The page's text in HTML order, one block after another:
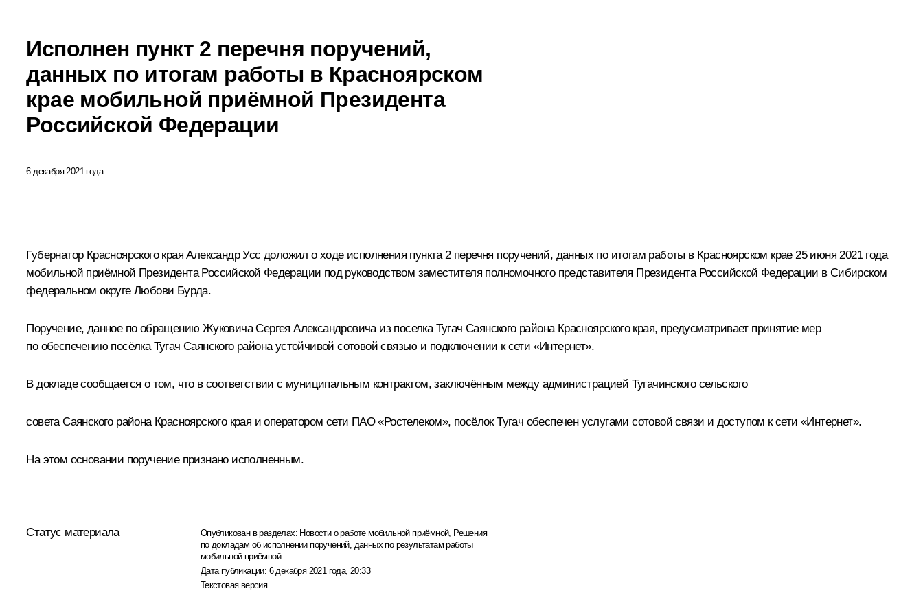
Исполнен пункт 2 перечня поручений,
данных по итогам работы в Красноярском
крае мобильной приёмной Президента
Российской Федерации
6 декабря 2021 года
Губернатор Красноярского края Александр Усс доложил о ходе исполнения пункта 2 перечня поручений, данных по итогам работы в Красноярском крае 25 июня 2021 года
мобильной приёмной Президента Российской Федерации под руководством заместителя полномочного представителя Президента Российской Федерации в Сибирском
федеральном округе Любови Бурда.
Поручение, данное по обращению Жуковича Сергея Александровича из поселка Тугач Саянского района Красноярского края, предусматривает принятие мер
по обеспечению посёлка Тугач Саянского района устойчивой сотовой связью и подключении к сети «Интернет».
В докладе сообщается о том, что в соответствии с муниципальным контрактом, заключённым между администрацией Тугачинского сельского
совета Саянского района Красноярского края и оператором сети ПАО «Ростелеком», посёлок Тугач обеспечен услугами сотовой связи и доступом к сети «Интернет».
На этом основании поручение признано исполненным.
Статус материала Опубликован в разделах: Новости о работе мобильной приёмной, Решения
по докладам об исполнении поручений, данных по результатам работы
мобильной приёмной
Дата публикации: 6 декабря 2021 года, 20:33
Текстовая версия